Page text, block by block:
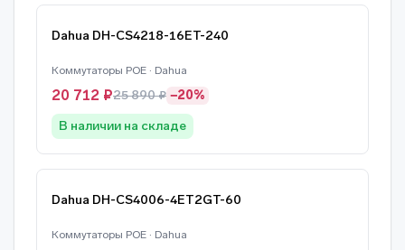
Dahua DH-CS4218-16ET-240
Коммутаторы POE · Dahua
20 712 ₽25 890 ₽ −20%
В наличии на складе
Dahua DH-CS4006-4ET2GT-60
Коммутаторы POE · Dahua